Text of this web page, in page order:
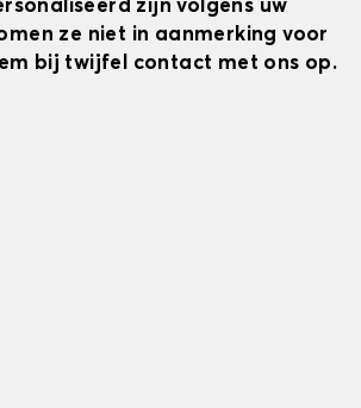
zijn volgens uw
ze niet in aanmerking voor
bij twijfel contact met ons op.